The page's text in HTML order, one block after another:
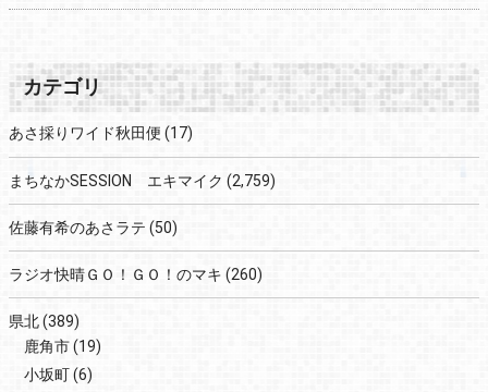
カテゴリ
あさ採りワイド秋田便 (17)
まちなかSESSION エキマイク (2,759)
佐藤有希のあさラテ (50)
ラジオ快晴ＧＯ！ＧＯ！のマキ (260)
県北(389)
鹿角市(19)
小坂町(6)